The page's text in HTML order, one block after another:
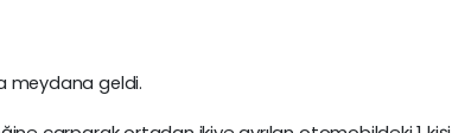
meydana geldi.